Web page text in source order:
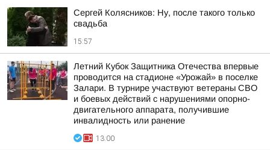
Сергей Колясников: Ну, после такого только
свадьба
15:57
Летний Кубок Защитника Отечества впервые
проводится на стадионе «Урожай» в поселке
Залари. В турнире участвуют ветераны СВО
и боевых действий с нарушениями опорно-
двигательного аппарата, получившие
инвалидность или ранение
13:00